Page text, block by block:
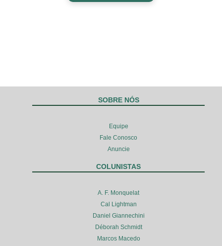
SOBRE NÓS
Equipe
Fale Conosco
Anuncie
COLUNISTAS
A. F. Monquelat
Cal Lightman
Daniel Giannechini
Déborah Schmidt
Marcos Macedo